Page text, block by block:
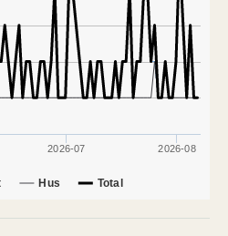
Hus Total
2026-07 2026-08